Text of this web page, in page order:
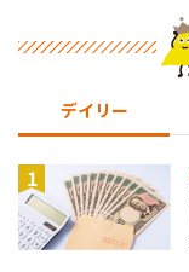
デイリー
1